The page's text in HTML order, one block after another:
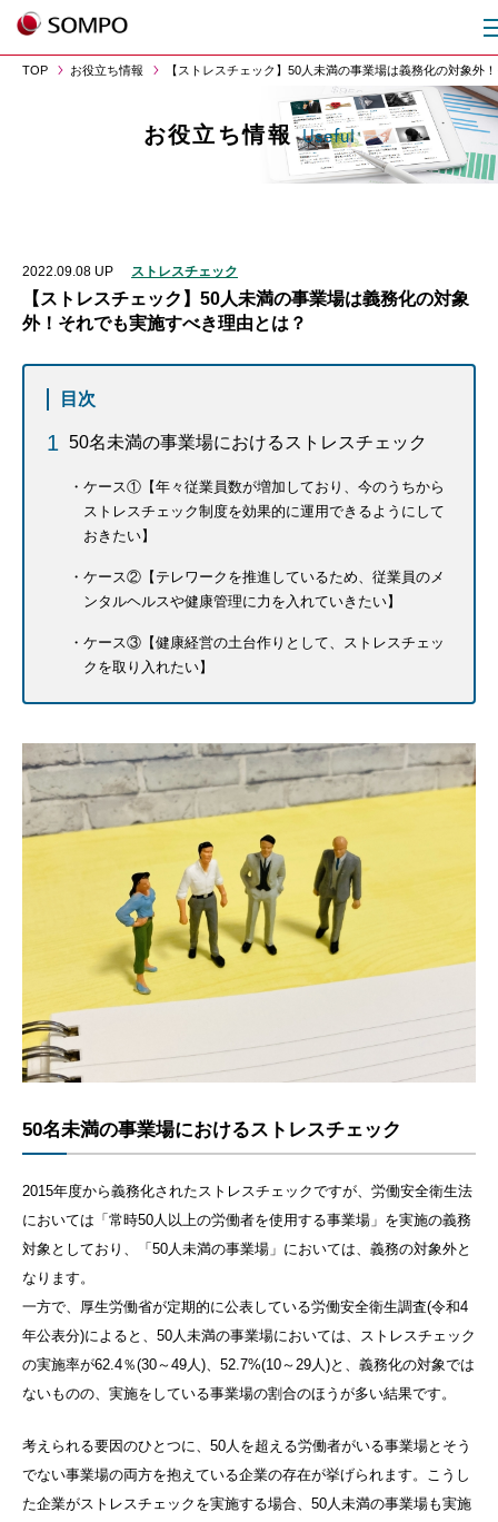
TOP お役立ち情報 【ストレスチェック】50人未満の事業場は義務化の対象外
お役立ち情報Useful
2022.09.08 UP ストレスチェック
【ストレスチェック】50人未満の事業場は義務化の対象
外！それでも実施すべき理由とは？
目次
50名未満の事業場におけるストレスチェック
ケース①【年々従業員数が増加しており、今のうちから
ストレスチェック制度を効果的に運用できるようにして
おきたい】
ケース②【テレワークを推進しているため、従業員のメ
ンタルヘルスや健康管理に力を入れていきたい】
ケース③【健康経営の土台作りとして、ストレスチェッ
クを取り入れたい】
50名未満の事業場におけるストレスチェック
2015年度から義務化されたストレスチェックですが、労働安全衛生法
においては「常時50 人以上の労働者を使用する事業場」を実施の義務
対象としており、「50 人未満の事業場」においては、義務の対象外と
なります。
一方で、厚生労働省が定期的に公表している労働安全衛生調査(令和4
年公表分)によると、 50 人未満の事業場においては、ストレスチェック
の実施率が62.4％(30～49 人 ) 52.7%(10～ 29 人 )と、義務化の対象では
ないものの、実施をしている事業場の割合のほうが多い結果です。
考えられる要因のひとつに、 50人 を超える労働者がいる事業場とそう
でない事業場の両方を抱えている企業の存在が挙げられます。こうし
た企業がストレスチェックを実施する場合、 50 人未満の事業場も実施